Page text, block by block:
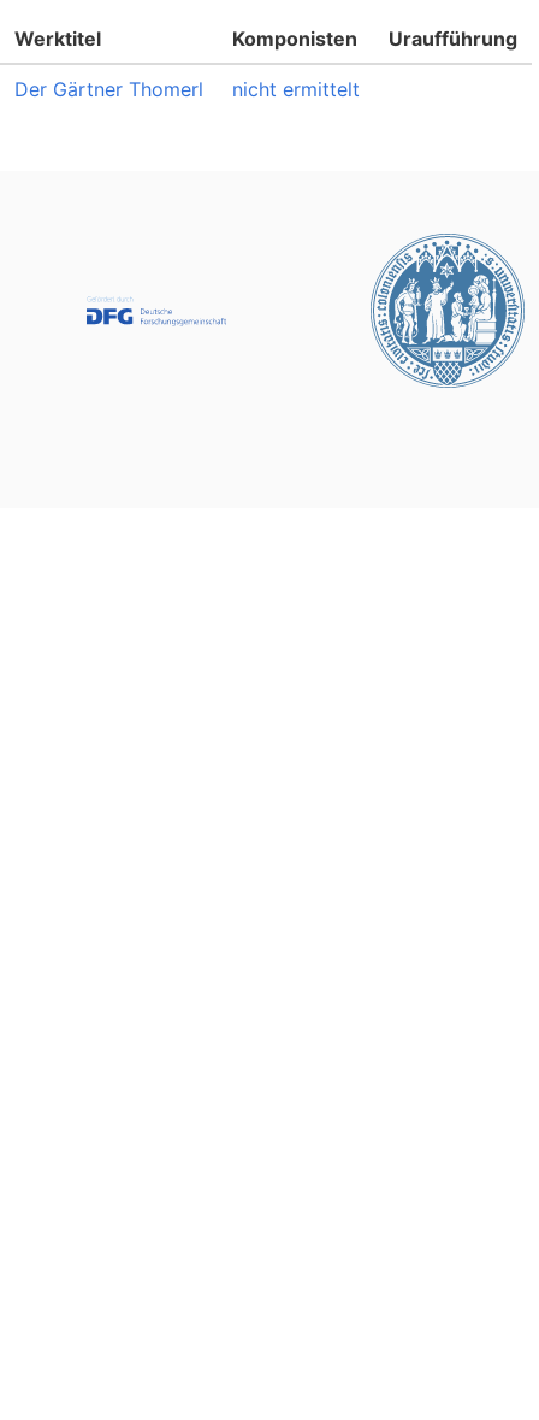
Werktitel Komponisten Uraufführung
Der Gärtner Thomerl nicht ermittelt